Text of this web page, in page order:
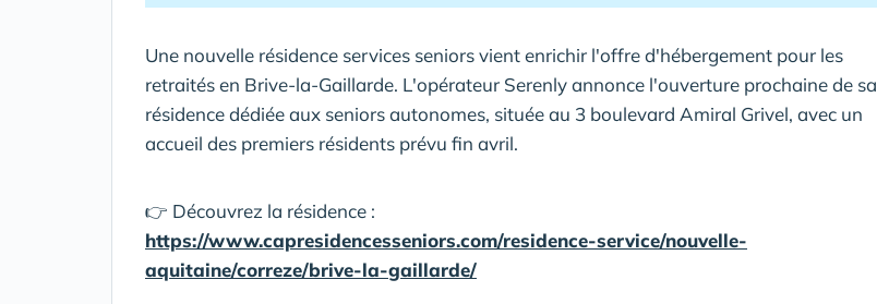
Une nouvelle résidence services seniors vient enrichir l'offre d'hébergement pour les
retraités en Brive-la-Gaillarde. L'opérateur Serenly annonce l'ouverture prochaine de sa
résidence dédiée aux seniors autonomes, située au 3 boulevard Amiral Grivel, avec un
accueil des premiers résidents prévu fin avril.
👉 Découvrez la résidence :
https://www.capresidencesseniors.com/residence-service/nouvelle-
aquitaine/correze/brive-la-gaillarde/